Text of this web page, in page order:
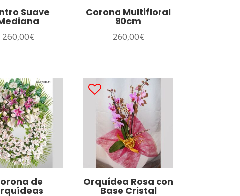
Suave
260,00€
Corona Multifloral
90cm
260,00€
de Orquídea Rosa con
Base Cristal